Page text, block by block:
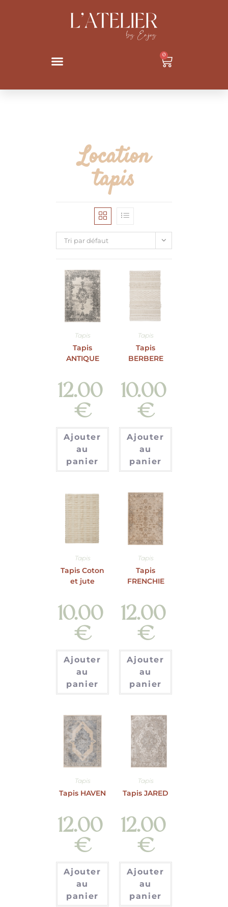
0
Location
tapis
Tri par défaut
Tapis
Tapis
ANTIQUE
12.00
€
Ajouter
au
panier
Tapis
Tapis
BERBERE
10.00
€
Ajouter
au
panier
Tapis
Tapis Coton
et jute
10.00
€
Ajouter
au
panier
Tapis
Tapis
FRENCHIE
12.00
€
Ajouter
au
panier
Tapis
Tapis HAVEN
12.00
€
Ajouter
au
panier
Tapis
Tapis JARED
12.00
€
Ajouter
au
panier